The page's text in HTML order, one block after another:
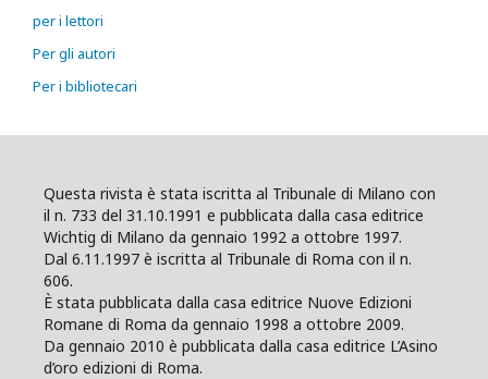
per i lettori
Per gli autori
Per i bibliotecari
Questa rivista è stata iscritta al Tribunale di Milano con
il n. 733 del 31.10.1991 e pubblicata dalla casa editrice
Wichtig di Milano da gennaio 1992 a ottobre 1997.
Dal 6.11.1997 è iscritta al Tribunale di Roma con il n.
606.
È stata pubblicata dalla casa editrice Nuove Edizioni
Romane di Roma da gennaio 1998 a ottobre 2009.
Da gennaio 2010 è pubblicata dalla casa editrice L’Asino
d’oro edizioni di Roma.